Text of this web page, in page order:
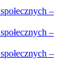
–
–
–